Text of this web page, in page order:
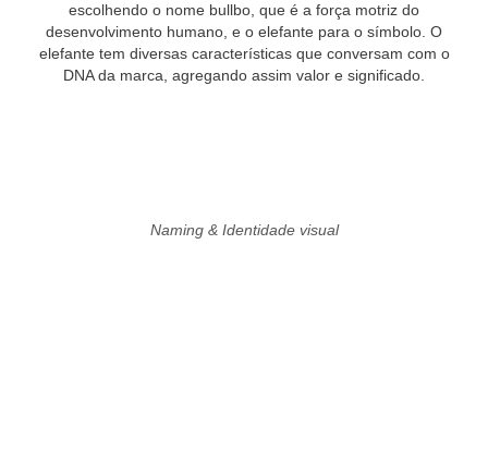
escolhendo o nome bullbo, que é a força motriz do
desenvolvimento humano, e o elefante para o símbolo. O
elefante tem diversas características que conversam com o
DNA da marca, agregando assim valor e significado.
Naming & Identidade visual